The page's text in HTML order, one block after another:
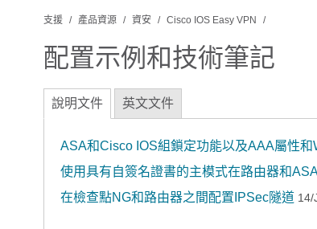
支援 產品資源 資安 Cisco IOS Easy VPN
配置示例和技術筆記
說明文件 英文文件
ASA和Cisco IOS組鎖定功能以及AAA屬性和
使用具有自簽名證書的主模式在路由器和
在檢查點NG和路由器之間配置IPSec隧道 14/